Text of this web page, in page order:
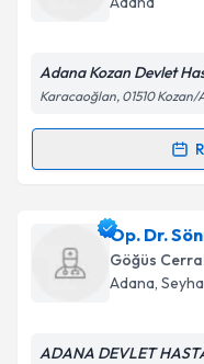
Kişisel
Metni'ni
Adana Kozan Devlet
Karacaoğlan, 01510 Kozan/
Randevu
Dr. Müzeyyen
oluşturun. Size bu
takvim
Op. Dr.
Göğüs
Adana,
ADANA DEVLET